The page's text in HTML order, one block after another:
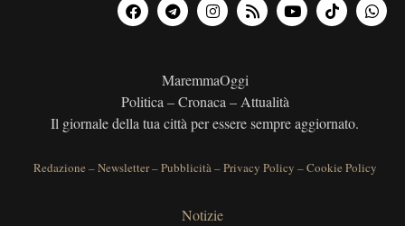
MaremmaOggi
Politica – Cronaca – Attualità
Il giornale della tua città per essere sempre aggiornato.
Redazione –Newsletter–Pubblicità–Privacy Policy –Cookie Policy
Notizie